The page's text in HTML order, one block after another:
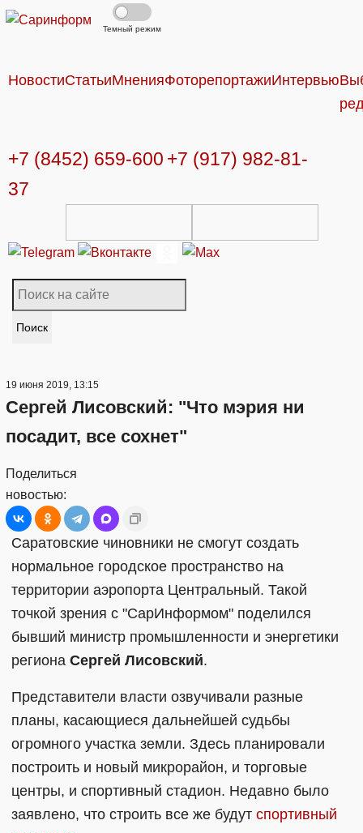
Темный режим
НовостиСтатьиМненияФоторепортажиИнтервью
+7 (8452) 659-600 +7 (917) 982-81-
37
Поиск
19 июня 2019, 13:15
Сергей Лисовский: "Что мэрия ни
посадит, все сохнет"
Поделиться
новостью:
Саратовские чиновники не смогут создать
нормальное городское пространство на
территории аэропорта Центральный. Такой
точкой зрения с "СарИнформом" поделился
бывший министр промышленности и энергетики
региона Сергей Лисовский.
Представители власти озвучивали разные
планы, касающиеся дальнейшей судьбы
огромного участка земли. Здесь планировали
построить и новый микрорайон, и торговые
центры, и спортивный стадион. Недавно было
заявлено, что строить все же будут спортивный